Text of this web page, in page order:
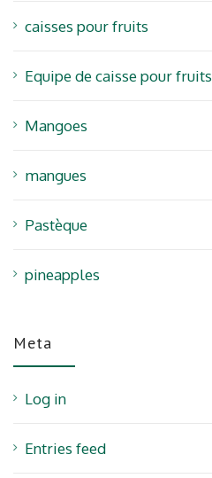
caisses pour fruits
Equipe de caisse pour fruits
Mangoes
mangues
Pastèque
pineapples
Meta
Log in
Entries feed